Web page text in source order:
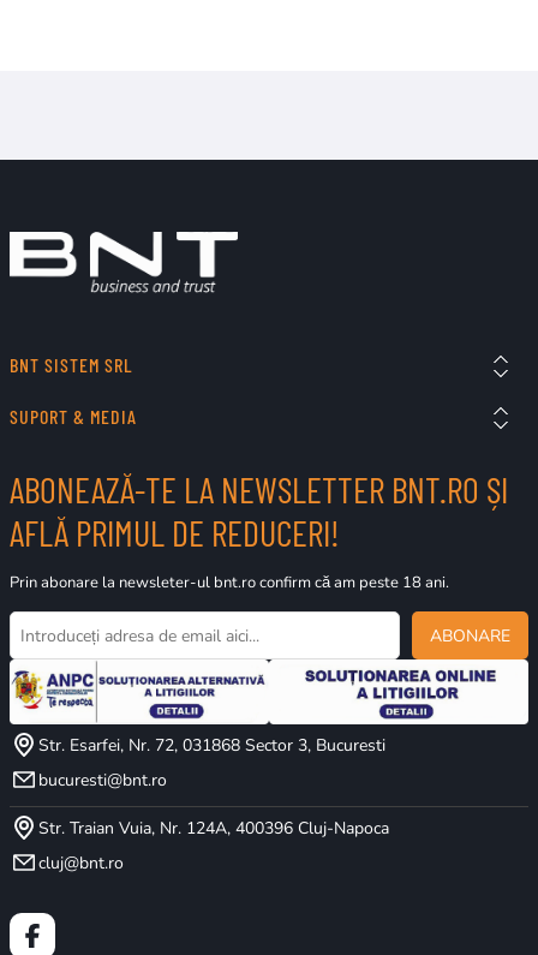
BNT SISTEM SRL
SUPORT & MEDIA
ABONEAZĂ-TE LA NEWSLETTER BNT.RO ȘI
AFLĂ PRIMUL DE REDUCERI!
Prin abonare la newsleter-ul bnt.ro confirm că am peste 18 ani.
ABONARE
Str. Esarfei, Nr. 72, 031868 Sector 3, Bucuresti
bucuresti@bnt.ro
Str. Traian Vuia, Nr. 124A, 400396 Cluj-Napoca
cluj@bnt.ro